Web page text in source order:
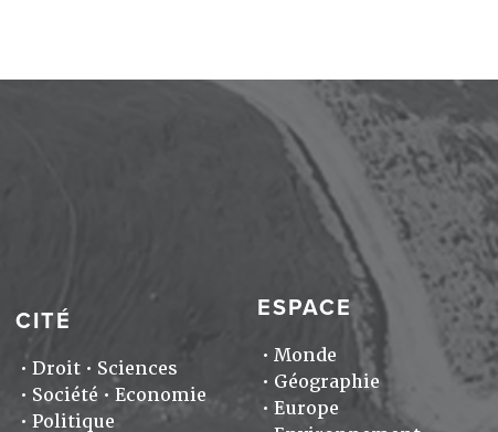
CITÉ
Droit
Sciences
Société
Economie
Politique
ESPACE
Monde
Géographie
Europe